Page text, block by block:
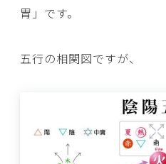
胃」です。
五行の相関図ですが、